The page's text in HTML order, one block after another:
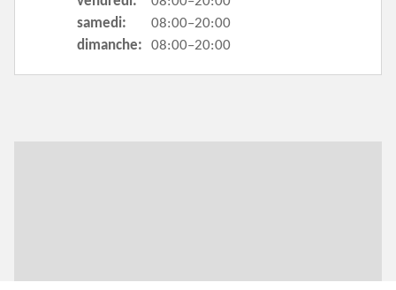
samedi:
08:00–20:00
dimanche:
08:00–20:00